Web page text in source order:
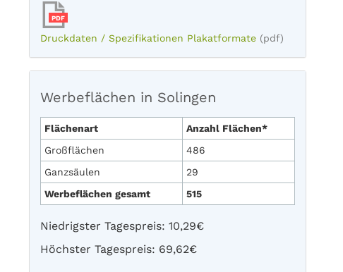
PDF
Druckdaten / Spezifikationen Plakatformate (pdf)
Werbeflächen in Solingen
Flächenart
Anzahl Flächen*
Großflächen
486
Ganzsäulen
29
Werbeflächen gesamt
515
Niedrigster Tagespreis: 10,29€
Höchster Tagespreis: 69,62€